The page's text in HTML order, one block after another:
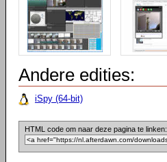
Andere edities:
iSpy (64-bit)
HTML code om naar deze pagina te linken: